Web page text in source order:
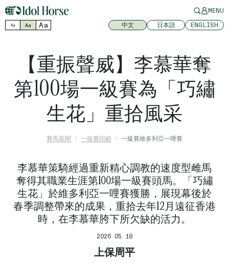
MENU
Aa Aa Aa 中文 日本語 ENGLISH
【重振聲威】李慕華奪
第100場一級賽為「巧繡
生花」重拾風采
賽馬新聞 一級賽回顧 一級賽維多利亞一哩賽
李慕華策騎經過重新精心調教的速度型雌馬
奪得其職業生涯第100場一級賽頭馬。「巧繡
生花」於維多利亞一哩賽獲勝，展現幕後於
春季調整帶來的成果，重拾去年12月遠征香港
時，在李慕華胯下所欠缺的活力。
2026 05 18
上保周平